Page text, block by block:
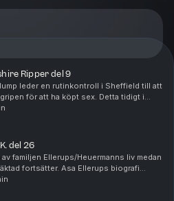
Ett till poddtips: Om du
förmodligen Massmördarpodden. Finns
massmordarpodden
Första månaden är gratis.
Ripper del 9
leder en rutinkontroll i Sheffield till att
för att ha köpt sex. Detta tidigt i
Det visar sig dock att omständigheterna
del 26
familjen Ellerups/Heuermanns liv medan
fortsätter. Asa Ellerups biografi
och familjen får dessutom besök av